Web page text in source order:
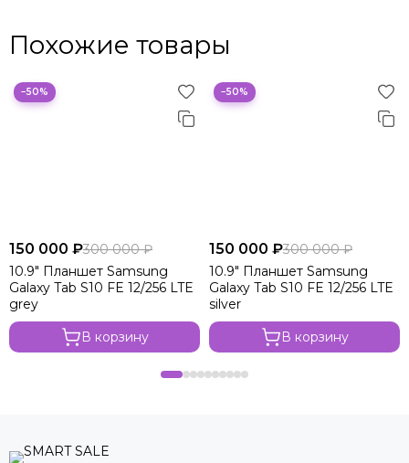
Похожие товары
−50%
150 000 ₽300 000 ₽
10.9" Планшет Samsung
Galaxy Tab S10 FE 12/256 LTE
grey
В корзину
−50%
150 000 ₽300 000 ₽
10.9" Планшет Samsung
Galaxy Tab S10 FE 12/256 LTE
silver
В корзину